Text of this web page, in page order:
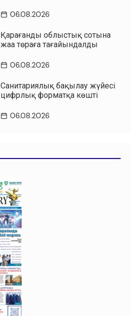
06.08.2026
Қарағанды облыстық сотына
жаңа төраға тағайындалды
06.08.2026
Санитариялық бақылау жүйесі
цифрлық форматқа көшті
06.08.2026